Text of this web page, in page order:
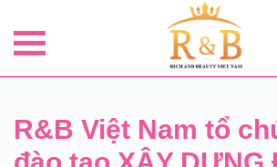
R&B Việt Nam tổ